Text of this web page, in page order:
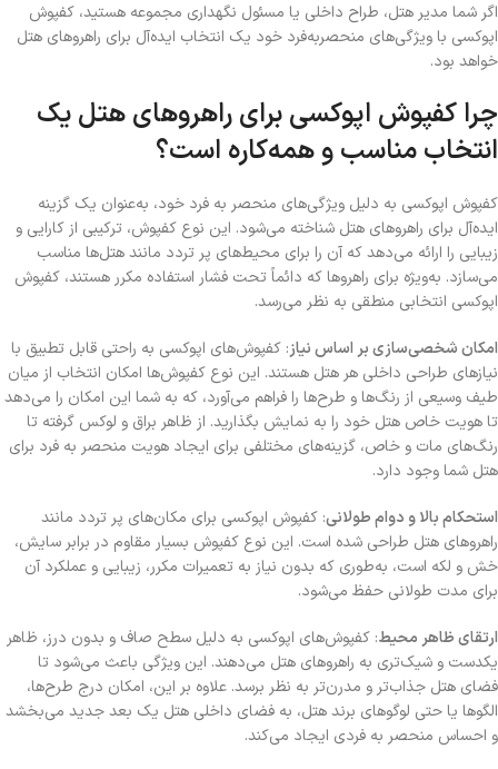
اگر شما مدیر هتل، طراح داخلی یا مسئول نگهداری مجموعه هستید، کفپوش
اپوکسی با ویژگی‌های منحصربه‌فرد خود یک انتخاب ایده‌آل برای راهروهای هتل
خواهد بود.
چرا کفپوش اپوکسی برای راهروهای هتل یک
انتخاب مناسب و همه‌کاره است؟
کفپوش اپوکسی به دلیل ویژگی‌های منحصر به فرد خود، به‌عنوان یک گزینه
ایده‌آل برای راهروهای هتل شناخته می‌شود. این نوع کفپوش، ترکیبی از کارایی و
زیبایی را ارائه می‌دهد که آن را برای محیط‌های پر تردد مانند هتل‌ها مناسب
می‌سازد. به‌ویژه برای راهروها که دائماً تحت فشار استفاده مکرر هستند، کفپوش
اپوکسی انتخابی منطقی به نظر می‌رسد.
امکان شخصی‌سازی بر اساس نیاز: کفپوش‌های اپوکسی به راحتی قابل تطبیق با
نیازهای طراحی داخلی هر هتل هستند. این نوع کفپوش‌ها امکان انتخاب از میان
طیف وسیعی از رنگ‌ها و طرح‌ها را فراهم می‌آورد، که به شما این امکان را می‌دهد
تا هویت خاص هتل خود را به نمایش بگذارید. از ظاهر براق و لوکس گرفته تا
رنگ‌های مات و خاص، گزینه‌های مختلفی برای ایجاد هویت منحصر به فرد برای
هتل شما وجود دارد.
استحکام بالا و دوام طولانی: کفپوش اپوکسی برای مکان‌های پر تردد مانند
راهروهای هتل طراحی شده است. این نوع کفپوش بسیار مقاوم در برابر سایش،
خش و لکه است، به‌طوری که بدون نیاز به تعمیرات مکرر، زیبایی و عملکرد آن
برای مدت طولانی حفظ می‌شود.
ارتقای ظاهر محیط: کفپوش‌های اپوکسی به دلیل سطح صاف و بدون درز، ظاهر
یکدست و شیک‌تری به راهروهای هتل می‌دهند. این ویژگی باعث می‌شود تا
فضای هتل جذاب‌تر و مدرن‌تر به نظر برسد. علاوه بر این، امکان درج طرح‌ها،
الگوها یا حتی لوگوهای برند هتل، به فضای داخلی هتل یک بعد جدید می‌بخشد
و احساس منحصر به فردی ایجاد می‌کند.